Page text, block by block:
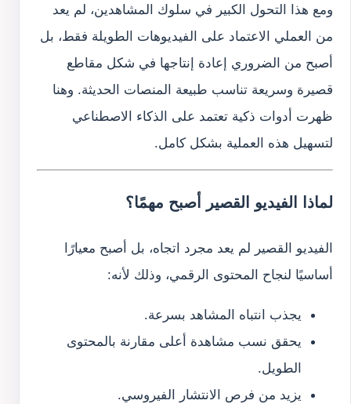
ومع هذا التحول الكبير في سلوك المشاهدين، لم يعد
من العملي الاعتماد على الفيديوهات الطويلة فقط، بل
أصبح من الضروري إعادة إنتاجها في شكل مقاطع
قصيرة وسريعة تناسب طبيعة المنصات الحديثة. وهنا
ظهرت أدوات ذكية تعتمد على الذكاء الاصطناعي
لتسهيل هذه العملية بشكل كامل.
لماذا الفيديو القصير أصبح مهمًا؟
الفيديو القصير لم يعد مجرد اتجاه، بل أصبح معيارًا
أساسيًا لنجاح المحتوى الرقمي، وذلك لأنه:
يجذب انتباه المشاهد بسرعة.
يحقق نسب مشاهدة أعلى مقارنة بالمحتوى
الطويل.
يزيد من فرص الانتشار الفيروسي.